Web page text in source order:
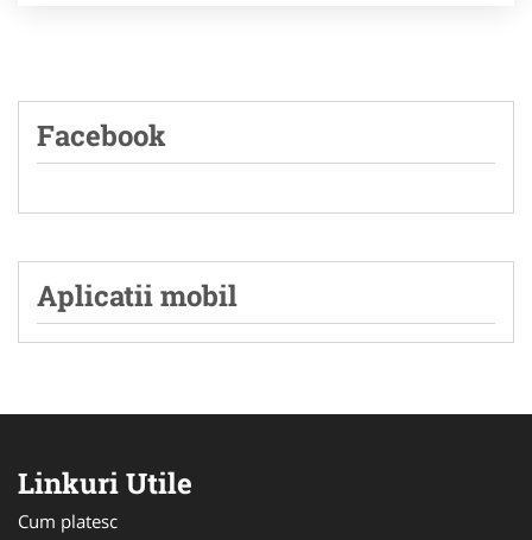
Facebook
Aplicatii mobil
Linkuri Utile
Cum platesc